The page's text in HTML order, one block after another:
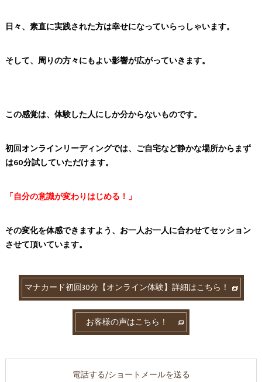
日々、素直に実践された方は幸せになっていらっしゃいます。
そして、周りの方々にもよい影響が広がっていきます。
この感覚は、体験した人にしか分からないものです。
初回オンラインリーディングでは、ご自宅など静かな場所からまず
は60分試していただけます。
「自分の意識が変わりはじめる！」
その変化を体感できますよう、お一人お一人に合わせてセッション
させて頂いています。
マナカード初回30分【オンライン体験】詳細はこちら！
お客様の声はこちら！
電話する/ショートメールを送る